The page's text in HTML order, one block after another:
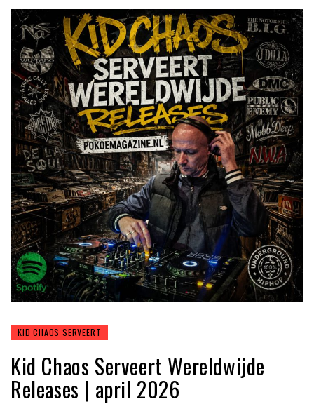
KID CHAOS SERVEERT
Kid Chaos Serveert Wereldwijde
Releases | april 2026